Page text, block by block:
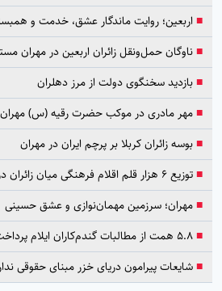
اربعین؛ روایت ماندگار عشق، خدمت و همبستگی
ناوگان حمل‌ونقل زائران اربعین در مهران مستقر شد
بازدید سخنگوی دولت از مرز دهلران
مهر مادری در موکب حضرت رقیه (س) مهران
بوسه زائران کربلا بر پرچم ایران در مهران
توزیع ۶ هزار قلم اقلام فرهنگی میان زائران در مهران
مهران؛ سرزمین مهمان‌نوازی و عشق حسینی
شایعات پیرامون دریای خزر مبنای حقوقی ندارد